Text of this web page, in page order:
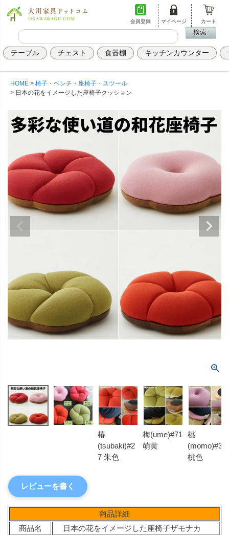
会員登録 マイページ カート
テーブル チェスト 食器棚 キッチンカウンター
HOME
椅子・ベンチ・座椅子・スツール
日本の花をイメージした座椅子クッション
椿
(tsubaki)#2
7 朱色
梅(ume)#71
萌黄
桃
(momo)#38
桃色
レビューを書く
商品詳細
商品名
日本の花をイメージした座椅子ザモナカ